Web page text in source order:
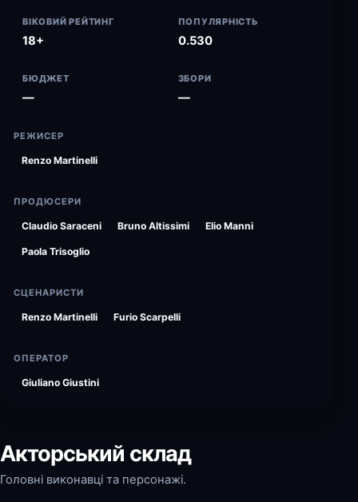
ВІКОВИЙ РЕЙТИНГ
18+
ПОПУЛЯРНІСТЬ
0.530
БЮДЖЕТ
—
ЗБОРИ
—
РЕЖИСЕР
Renzo Martinelli
ПРОДЮСЕРИ
Claudio Saraceni Bruno Altissimi Elio Manni
Paola Trisoglio
СЦЕНАРИСТИ
Renzo Martinelli Furio Scarpelli
ОПЕРАТОР
Giuliano Giustini
Акторський склад
Головні виконавці та персонажі.